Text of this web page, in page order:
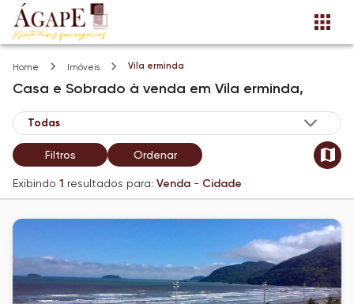
Home Imóveis Vila erminda
Casa e Sobrado à venda em Vila erminda,
Filtros Ordenar
Exibindo 1 resultados para: Venda - Cidade